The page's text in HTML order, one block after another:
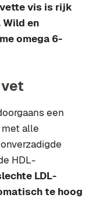
vis is rijk
Wild en
omega 6-
een
alle
HDL-
LDL-
te hoog